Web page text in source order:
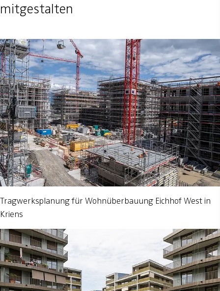
mitgestalten
Tragwerksplanung für Wohnüberbauung Eichhof West in
Kriens